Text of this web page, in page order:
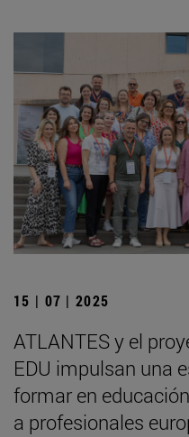
15 | 07 | 2025
ATLANTES y el
EDU impulsan una
formar en
a profesionales